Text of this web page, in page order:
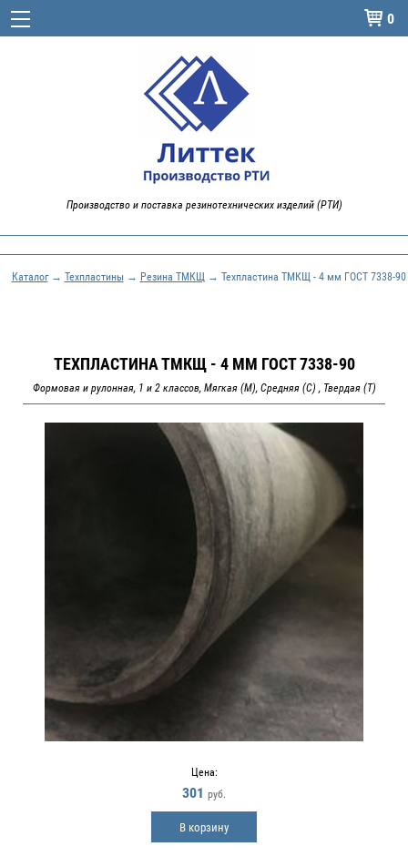
 0
Производство и поставка резинотехнических изделий (РТИ)
Каталог→ Техпластины→ Резина ТМКЩ → Техпластина ТМКЩ - 4 мм ГОСТ 7338-90
ТЕХПЛАСТИНА ТМКЩ - 4 ММ ГОСТ 7338-90
Формовая и рулонная, 1 и 2 классов, Мягкая (М), Средняя (С) , Твердая (Т)
Цена:
301 руб.
В корзину